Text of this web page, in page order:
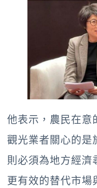
他表示，農民在意
觀光業者關心的是
則必須為地方經濟
更有效的替代市場